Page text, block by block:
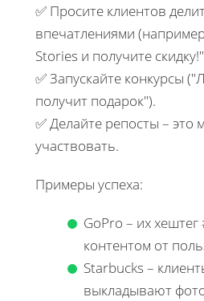
✅ Просите клиентов
впечатлениями
Stories и получите
✅ Запускайте конкурсы
получит подарок").
✅ Делайте репосты – это
участвовать.
Примеры успеха:
GoPro – их
контентом от
Starbucks –
выкладывают